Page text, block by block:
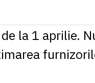
= 2.6097
1 PLN = 1.1646
1 RSD
= 0.0425
1 RUB = 0.0530